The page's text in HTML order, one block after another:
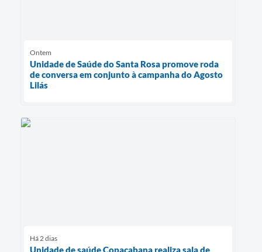
Ontem
Unidade de Saúde do Santa Rosa promove roda
de conversa em conjunto à campanha do Agosto
Lilás
Há 2 dias
Unidade de saúde Copacabana realiza sala de